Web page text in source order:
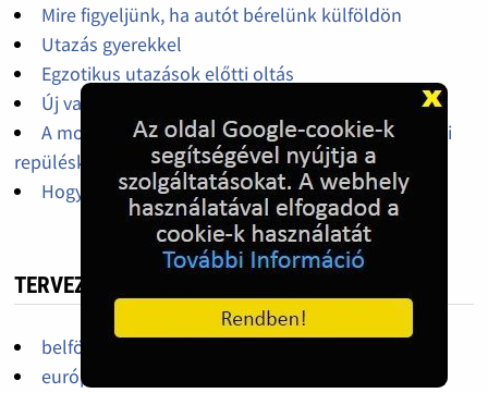
Mire figyeljünk, ha autót bérelünk külföldön
Utazás gyerekkel
Egzotikus utazások előtti oltás
Új vakcin az utazási hasmenésre
A mogyoró allergiásoknak jobban oda kell figyelni
repüléskor
Hogyan spóroljunk a nyaraláson?
TERVEZ NYÁRON NYARALÁST? - SZERINTED?!
belföldre
európába